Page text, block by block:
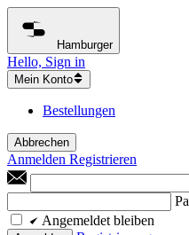
Hamburger
Hello, Sign in
Mein Konto
Bestellungen
Abbrechen
Anmelden Registrieren
Angemeldet bleiben